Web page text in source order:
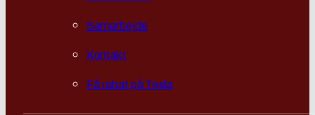
Samarbejde
Kontakt
Få rabat på Tesla